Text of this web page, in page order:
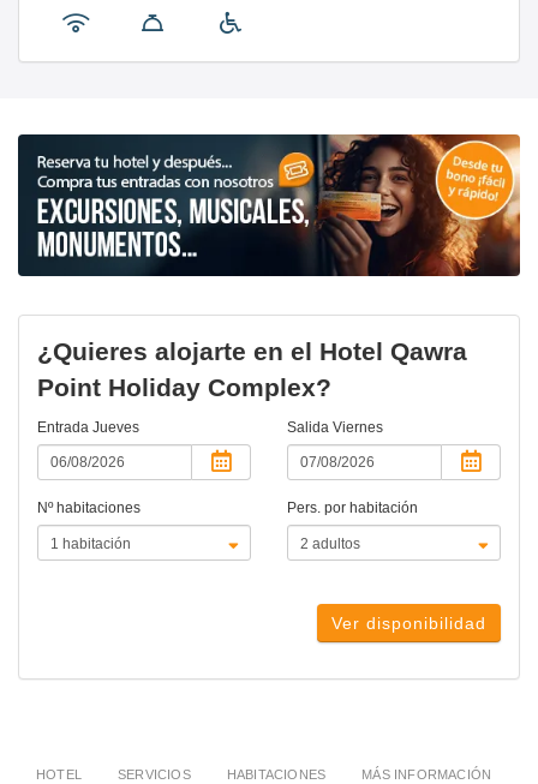
¿Quieres alojarte en el Hotel Qawra
Point Holiday Complex?
Entrada Jueves Salida Viernes
Nº habitaciones Pers. por habitación
Ver disponibilidad
HOTEL SERVICIOS HABITACIONES MÁS INFORMACIÓN